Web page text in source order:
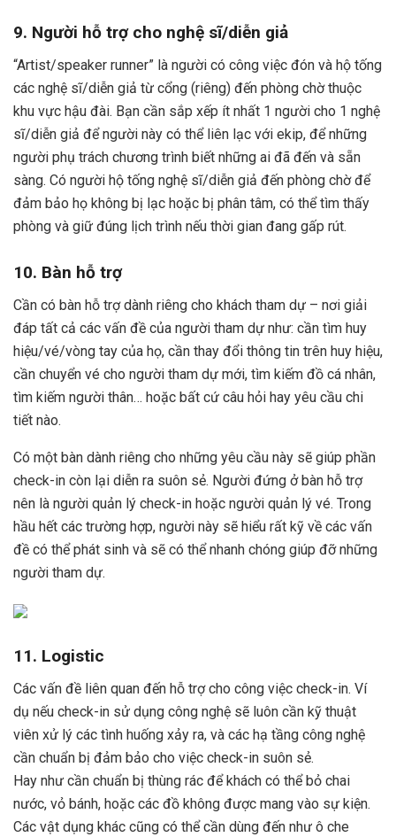
9. Người hỗ trợ cho nghệ sĩ/diễn giả
“Artist/speaker runner” là người có công việc đón và hộ tống
các nghệ sĩ/diễn giả từ cổng (riêng) đến phòng chờ thuộc
khu vực hậu đài. Bạn cần sắp xếp ít nhất 1 người cho 1 nghệ
sĩ/diễn giả để người này có thể liên lạc với ekip, để những
người phụ trách chương trình biết những ai đã đến và sẵn
sàng. Có người hộ tống nghệ sĩ/diễn giả đến phòng chờ để
đảm bảo họ không bị lạc hoặc bị phân tâm, có thể tìm thấy
phòng và giữ đúng lịch trình nếu thời gian đang gấp rút.
10. Bàn hỗ trợ
Cần có bàn hỗ trợ dành riêng cho khách tham dự – nơi giải
đáp tất cả các vấn đề của người tham dự như: cần tìm huy
hiệu/vé/vòng tay của họ, cần thay đổi thông tin trên huy hiệu,
cần chuyển vé cho người tham dự mới, tìm kiếm đồ cá nhân,
tìm kiếm người thân… hoặc bất cứ câu hỏi hay yêu cầu chi
tiết nào.
Có một bàn dành riêng cho những yêu cầu này sẽ giúp phần
check-in còn lại diễn ra suôn sẻ. Người đứng ở bàn hỗ trợ
nên là người quản lý check-in hoặc người quản lý vé. Trong
hầu hết các trường hợp, người này sẽ hiểu rất kỹ về các vấn
đề có thể phát sinh và sẽ có thể nhanh chóng giúp đỡ những
người tham dự.
11. Logistic
Các vấn đề liên quan đến hỗ trợ cho công việc check-in. Ví
dụ nếu check-in sử dụng công nghệ sẽ luôn cần kỹ thuật
viên xử lý các tình huống xảy ra, và các hạ tầng công nghệ
cần chuẩn bị đảm bảo cho việc check-in suôn sẻ.
Hay như cần chuẩn bị thùng rác để khách có thể bỏ chai
nước, vỏ bánh, hoặc các đồ không được mang vào sự kiện.
Các vật dụng khác cũng có thể cần dùng đến như ô che